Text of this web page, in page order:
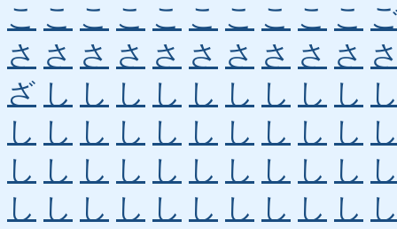
こ こ こ こ こ こ こ こ こ こ
さ さ さ さ さ さ さ さ さ さ
ざ し し し し し し し し し
し し し し し し し し し し
し し し し し し し し し し
し し し し し し し し し し